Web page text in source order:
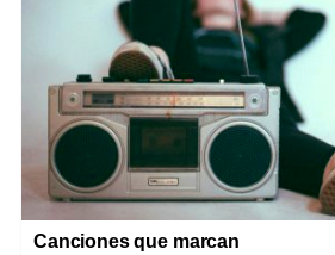
Canciones que marcan